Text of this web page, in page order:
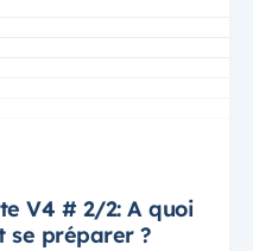
V4 # 2/2: A quoi
se préparer ?